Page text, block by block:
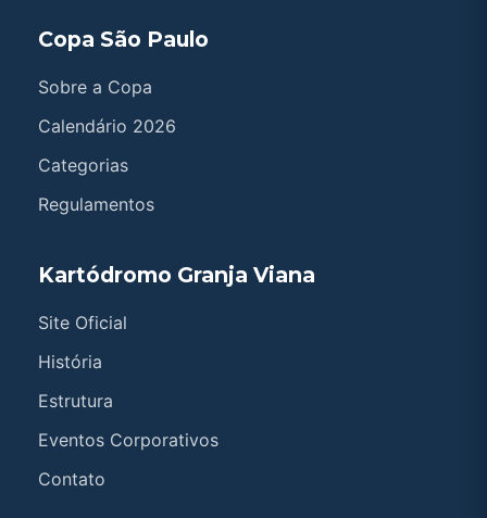
Copa São Paulo
Sobre a Copa
Calendário 2026
Categorias
Regulamentos
Kartódromo Granja Viana
Site Oficial
História
Estrutura
Eventos Corporativos
Contato